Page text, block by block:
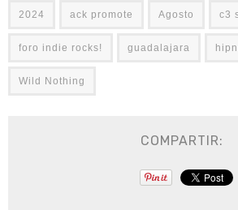
2024 ack promote Agosto c3
foro indie rocks! guadalajara
Wild Nothing
COMPARTIR: